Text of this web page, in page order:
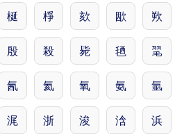
梴 棦 欬 欭 欮
殷 殺 毙 毢 毣
氥 氦 氧 氨 氩
浘 浙 浚 浛 浜